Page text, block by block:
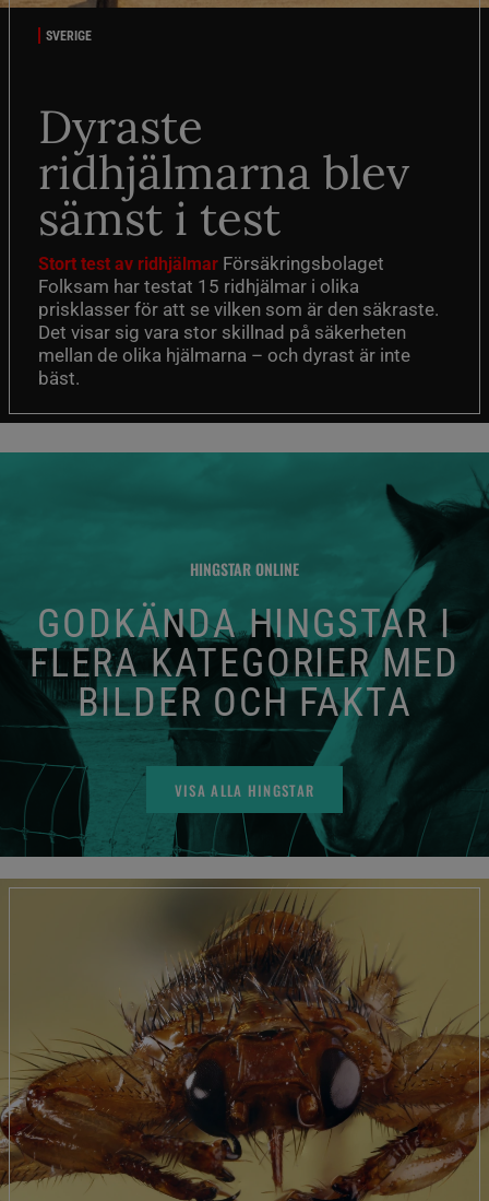
SVERIGE
Dyraste
ridhjälmarna blev
sämst i test
Stort test av ridhjälmar Försäkringsbolaget
Folksam har testat 15 ridhjälmar i olika
prisklasser för att se vilken som är den säkraste.
Det visar sig vara stor skillnad på säkerheten
mellan de olika hjälmarna – och dyrast är inte
bäst.
HINGSTAR ONLINE
GODKÄNDA HINGSTAR I
FLERA KATEGORIER MED
BILDER OCH FAKTA
VISA ALLA HINGSTAR